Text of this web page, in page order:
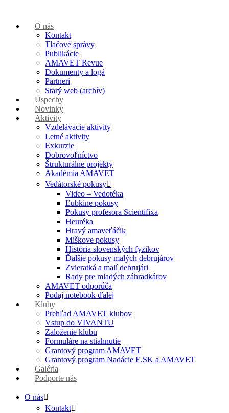
O nás
Kontakt
Tlačové správy
Publikácie
AMAVET Revue
Dokumenty a logá
Partneri
Starý web (archív)
Úspechy
Novinky
Aktivity
Vzdelávacie aktivity
Letné aktivity
Exkurzie
Dobrovoľníctvo
Štrukturálne projekty
Akadémia AMAVET
Vedátorské pokusy
Video – Vedotéka
Ľubkine pokusy
Pokusy profesora Scientifixa
Heuréka
Hravý amaveťáčik
Miškove pokusy
História slovenských fyzikov
Ďalšie pokusy malých debrujárov
Zvieratká a malí debrujári
Rady pre mladých záhradkárov
AMAVET odporúča
Podaj notebook ďalej
Kluby
Prehľad AMAVET klubov
Vstup do VIVANTU
Založenie klubu
Formuláre na stiahnutie
Grantový program AMAVET
Grantový program Nadácie E.SK a AMAVET
Galéria
Podporte nás
O nás
Kontakt